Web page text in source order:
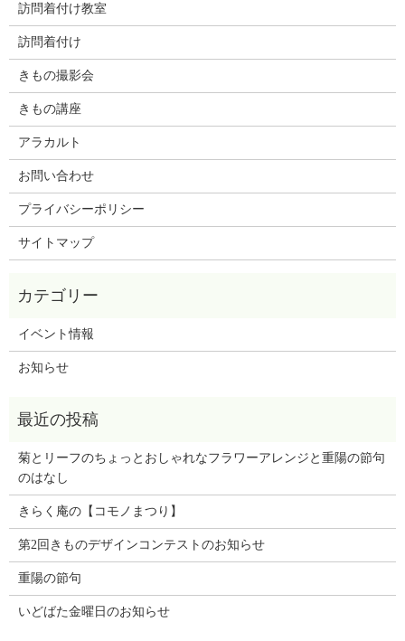
訪問着付け教室
訪問着付け
きもの撮影会
きもの講座
アラカルト
お問い合わせ
プライバシーポリシー
サイトマップ
イベント情報
お知らせ
菊とリーフのちょっとおしゃれなフラワーアレンジと 重陽の節句
のはなし
きらく庵の【コモノまつり】
第2回きものデザインコンテストのお知らせ
重陽の節句
いどばた金曜日のお知らせ